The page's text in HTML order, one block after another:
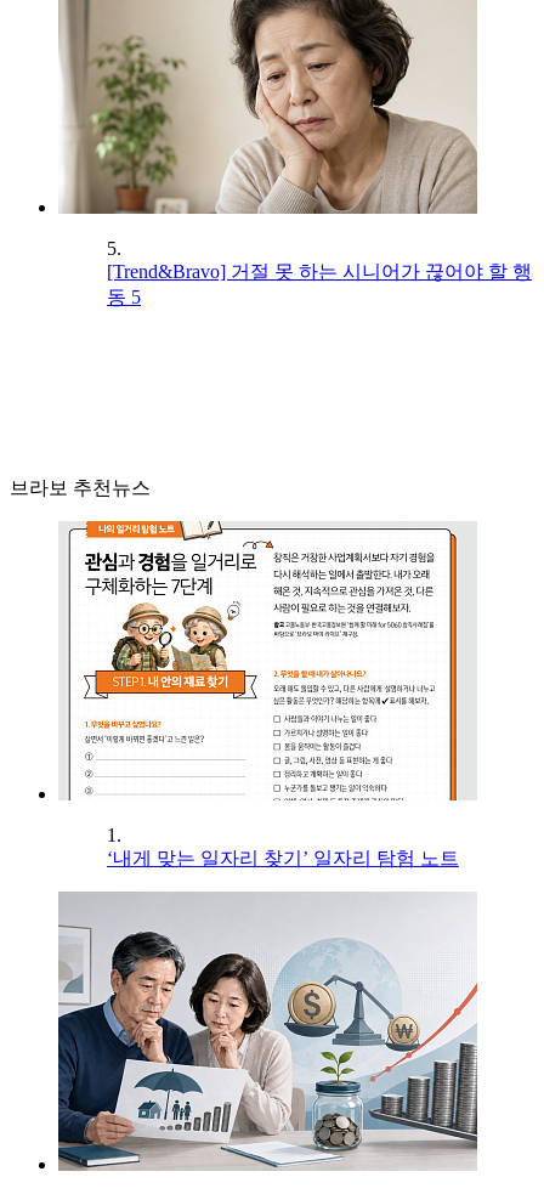
5.
[Trend&Bravo] 거절 못 하는 시니어가 끊어야 할 행
동 5
브라보 추천뉴스
1.
‘내게 맞는 일자리 찾기’ 일자리 탐험 노트